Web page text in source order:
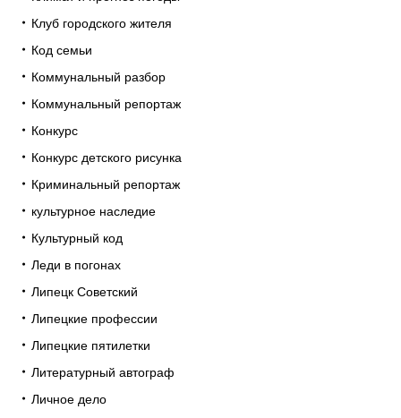
Клуб городского жителя
Код семьи
Коммунальный разбор
Коммунальный репортаж
Конкурс
Конкурс детского рисунка
Криминальный репортаж
культурное наследие
Культурный код
Леди в погонах
Липецк Советский
Липецкие профессии
Липецкие пятилетки
Литературный автограф
Личное дело